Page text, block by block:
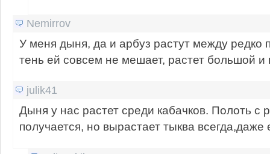
Nemirrov
У меня дыня, да и арбуз растут между редко
тень ей совсем не мешает, растет большой и
julik41
Дыня у нас растет среди кабачков. Полоть с
получается, но вырастает тыква